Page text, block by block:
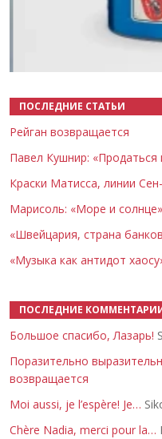
ПОСЛЕДНИЕ СТАТЬИ
Рейган возвращается
Павел Кушнир: «Продаться
Краски Матисса, линии
Марисоль: «Море и
«Швейцария, страна
«Музыка как антидот
ПОСЛЕДНИЕ
Большое спасибо, Лазарь!
Поразительно
возвращается
Moi aussi, je l’espère! Je…
Chère Nadia, merci pour la…